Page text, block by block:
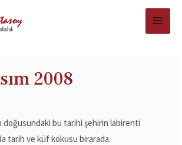
2008
doğusundaki bu tarihi şehirin labirenti
tarih ve küf kokusu birarada.